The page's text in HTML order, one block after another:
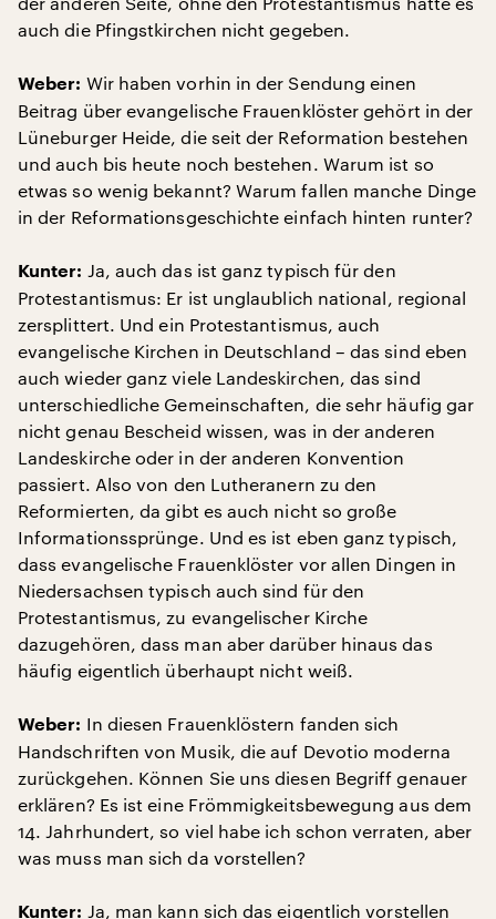
auch die Pfingstkirchen nicht gegeben.
Weber: Wir haben vorhin in der Sendung einen
Beitrag über evangelische Frauenklöster gehört in der
Lüneburger Heide, die seit der Reformation bestehen
und auch bis heute noch bestehen. Warum ist so
etwas so wenig bekannt? Warum fallen manche Dinge
in der Reformationsgeschichte einfach hinten runter?
Kunter: Ja, auch das ist ganz typisch für den
Protestantismus: Er ist unglaublich national, regional
zersplittert. Und ein Protestantismus, auch
evangelische Kirchen in Deutschland – das sind eben
auch wieder ganz viele Landeskirchen, das sind
unterschiedliche Gemeinschaften, die sehr häufig gar
nicht genau Bescheid wissen, was in der anderen
Landeskirche oder in der anderen Konvention
passiert. Also von den Lutheranern zu den
Reformierten, da gibt es auch nicht so große
Informationssprünge. Und es ist eben ganz typisch,
dass evangelische Frauenklöster vor allen Dingen in
Niedersachsen typisch auch sind für den
Protestantismus, zu evangelischer Kirche
dazugehören, dass man aber darüber hinaus das
häufig eigentlich überhaupt nicht weiß.
Weber: In diesen Frauenklöstern fanden sich
Handschriften von Musik, die auf Devotio moderna
zurückgehen. Können Sie uns diesen Begriff genauer
erklären? Es ist eine Frömmigkeitsbewegung aus dem
14. Jahrhundert, so viel habe ich schon verraten, aber
was muss man sich da vorstellen?
Kunter: Ja, man kann sich das eigentlich vorstellen